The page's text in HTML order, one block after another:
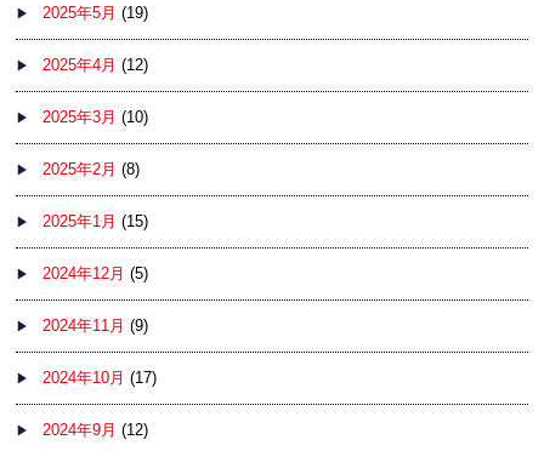
2025年5月 (19)
2025年4月 (12)
2025年3月 (10)
2025年2月 (8)
2025年1月 (15)
2024年12月 (5)
2024年11月 (9)
2024年10月 (17)
2024年9月 (12)